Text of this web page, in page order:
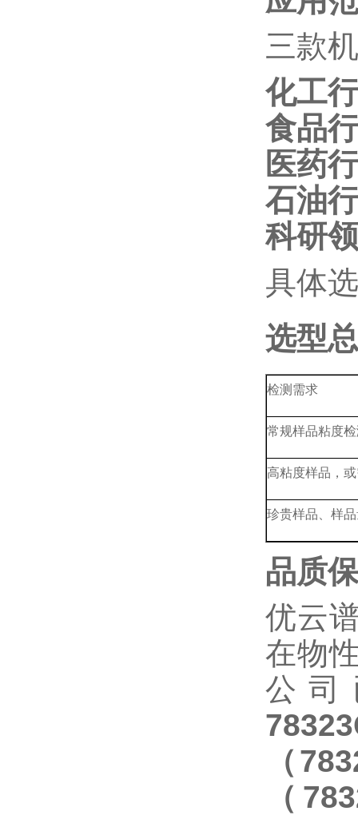
三款
化工
食品
医药
石油
科研
具体
选型
检测需求
常规样品粘度
高粘度样品，
珍贵样品、样
品质
优云
在物
公
（
（